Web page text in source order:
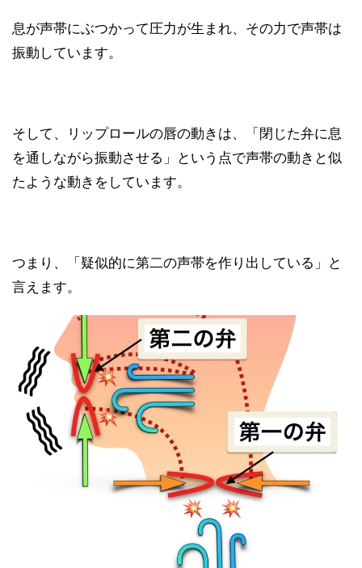
息が声帯にぶつかって圧力が生まれ、その力で声帯は
振動しています。
そして、リップロールの唇の動きは、「閉じた弁に息
を通しながら振動させる」という点で声帯の動きと似
たような動きをしています。
つまり、「疑似的に第二の声帯を作り出している」と
言えます。